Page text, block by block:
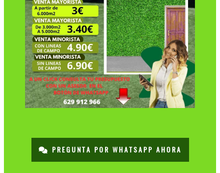
PREGUNTA POR WHATSAPP AHORA